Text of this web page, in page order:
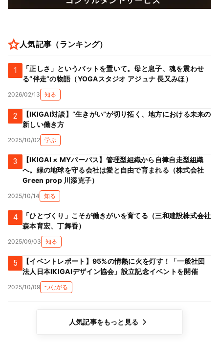
人気記事（ランキング）
1
「正しさ」というバットを置いて。母と息子、魂を震わせ
る“伴走”の物語（YOGAスタジオ アジュナ 長又みほ）
2026/02/13 知る
2
【IKIGAI対談】”生きがい”が切り拓く、地方における未来の
新しい働き方
2025/10/02 学ぶ
3
【IKIGAI × MYパーパス】管理型組織から自律自走型組織
へ。緑の地球を守る会社は愛と自由で育まれる（株式会社
Green prop 川添克子）
2025/10/14 知る
4
「ひとづくり」こそが働きがいを育てる（三和建設株式会社
森本育宏、丁舞香）
2025/09/03 知る
5
【イベントレポート】95%の情熱に火を灯す！「一般社団
法人日本IKIGAIデザイン協会」設立記念イベントを開催
2025/10/09 つながる
人気記事をもっと見る